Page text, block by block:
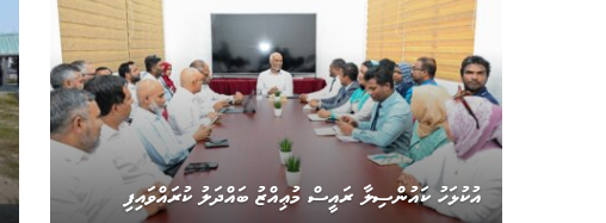
އުކުޅަހު ކައުންސިލާ ރައީސް މުޢިއްޒު ބައްދަލު ކުރައްވައިފި